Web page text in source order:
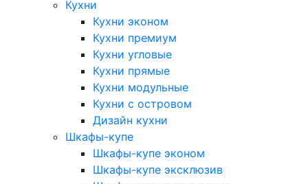
Кухни
Кухни эконом
Кухни премиум
Кухни угловые
Кухни прямые
Кухни модульные
Кухни с островом
Дизайн кухни
Шкафы-купе
Шкафы-купе эконом
Шкафы-купе эксклюзив